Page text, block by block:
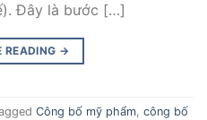
Đây là bước […]
READING →
Công bố mỹ phẩm, công bố